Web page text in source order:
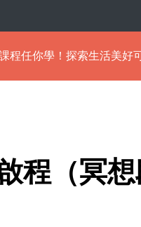
程任你學！探索生活美好
程（冥